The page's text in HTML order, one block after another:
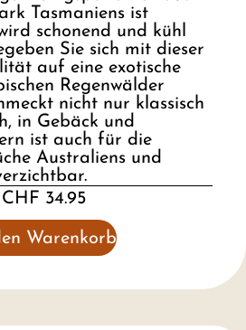
Tasmaniens ist
schonend und kühl
Sie sich mit dieser
auf eine exotische
Regenwälder
nicht nur klassisch
in Gebäck und
ist auch für die
Australiens und
CHF 34.95
Warenkorb